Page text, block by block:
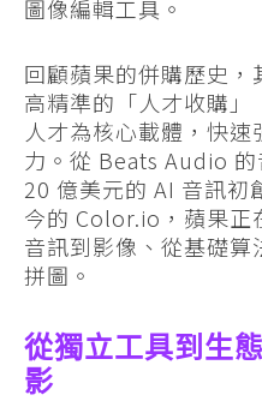
圖像編輯工具。
回顧蘋果的併購歷史，
高精準的「人才收購
人才為核心載體，快
力。從 Beats Audio
20 億美元的 AI 音訊初
今的 Color.io，蘋果正
音訊到影像、從基礎
拼圖。
從獨立工具到生
影